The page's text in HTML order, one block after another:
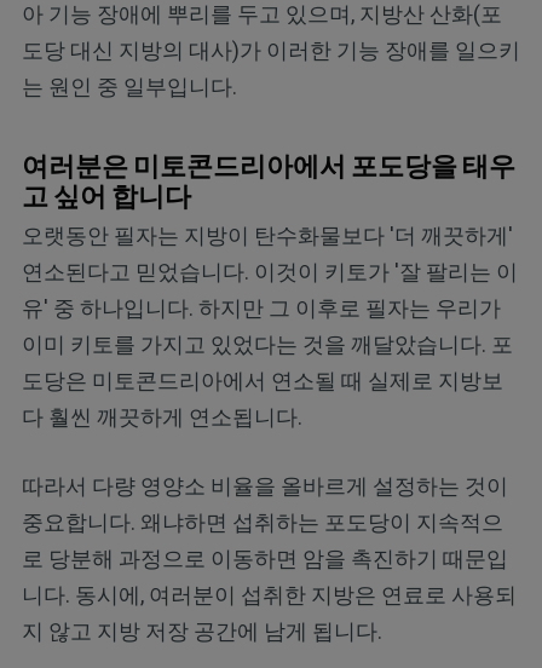
아 기능 장애에 뿌리를 두고 있으며, 지방산 산화(포
도당 대신 지방의 대사)가 이러한 기능 장애를 일으키
는 원인 중 일부입니다.
여러분은 미토콘드리아에서 포도당을 태우
고 싶어 합니다
오랫동안 필자는 지방이 탄수화물보다 '더 깨끗하게'
연소된다고 믿었습니다. 이것이 키토가 '잘 팔리는 이
유' 중 하나입니다. 하지만 그 이후로 필자는 우리가
이미 키토를 가지고 있었다는 것을 깨달았습니다. 포
도당은 미토콘드리아에서 연소될 때 실제로 지방보
다 훨씬 깨끗하게 연소됩니다.
따라서 다량 영양소 비율을 올바르게 설정하는 것이
중요합니다. 왜냐하면 섭취하는 포도당이 지속적으
로 당분해 과정으로 이동하면 암을 촉진하기 때문입
니다. 동시에, 여러분이 섭취한 지방은 연료로 사용되
지 않고 지방 저장 공간에 남게 됩니다.